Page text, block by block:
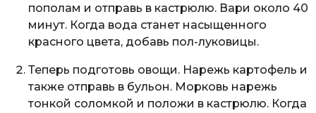
пополам и отправь в кастрюлю. Вари около 40
минут. Когда вода станет насыщенного
красного цвета, добавь пол-луковицы.
Теперь подготовь овощи. Нарежь картофель и
также отправь в бульон. Морковь нарежь
тонкой соломкой и положи в кастрюлю. Когда